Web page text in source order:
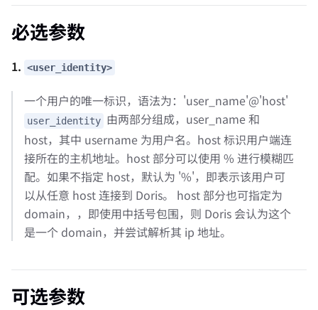
必选参数
1. <user_identity>
一个用户的唯一标识，语法为：'user_name'@'host'
user_identity 由两部分组成，user_name 和
host，其中 username 为用户名。host 标识用户端连
接所在的主机地址。host 部分可以使用 % 进行模糊匹
配。如果不指定 host，默认为 '%'，即表示该用户可
以从任意 host 连接到 Doris。 host 部分也可指定为
domain，，即使用中括号包围，则 Doris 会认为这个
是一个 domain，并尝试解析其 ip 地址。
可选参数